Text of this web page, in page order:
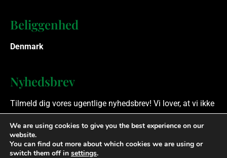
Beliggenhed
Denmark
Nyhedsbrev
Tilmeld dig vores ugentlige nyhedsbrev! Vi lover, at vi ikke
spammer.
Ophavsret © 2023 Finansielle Rådgivere. Alle rettigheder
We are using cookies to give you the best experience on our
website.
You can find out more about which cookies we are using or
switch them off in settings.